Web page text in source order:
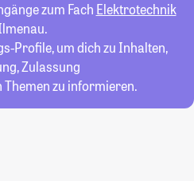
zum Fach Elektrotechnik
Profile, um dich zu Inhalten,
Zulassung
Themen zu informieren.